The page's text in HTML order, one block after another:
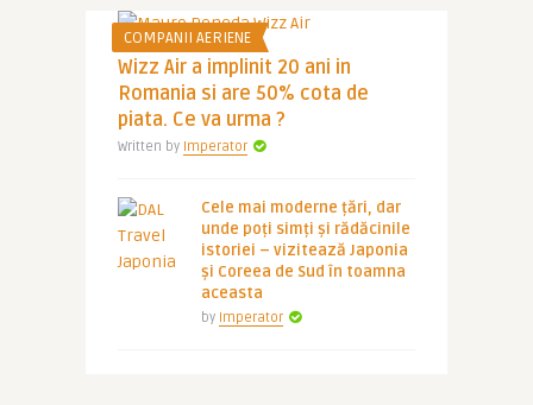
COMPANII AERIENE
Wizz Air a implinit 20 ani in
Romania si are 50% cota de
piata. Ce va urma ?
Written by Imperator
Cele mai moderne țări, dar
unde poți simți și rădăcinile
istoriei – vizitează Japonia
și Coreea de Sud în toamna
aceasta
by Imperator